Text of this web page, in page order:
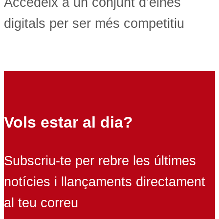
digitals per ser més competitiu
Vols estar al dia?
Subscriu-te per rebre les últimes
notícies i llançaments directament
al teu correu